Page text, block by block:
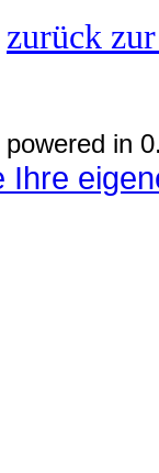
zurück
powered in
Ihre